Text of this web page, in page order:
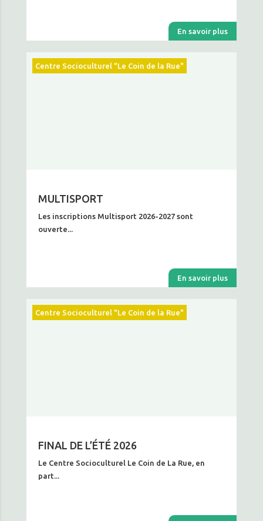
En savoir plus
MULTISPORT
Les inscriptions Multisport 2026-2027 sont
ouverte...
En savoir plus
Centre Socioculturel "Le Coin de la Rue"
FINAL DE L’ÉTÉ 2026
Le Centre Socioculturel Le Coin de La Rue, en
part...
Centre Socioculturel "Le Coin de la Rue"